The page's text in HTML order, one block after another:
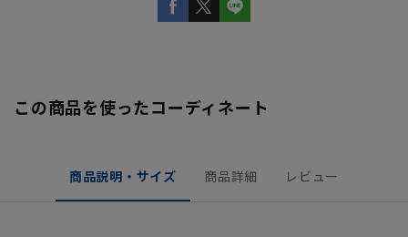
この商品を使ったコーディネート
商品説明・サイズ 商品詳細 レビュー